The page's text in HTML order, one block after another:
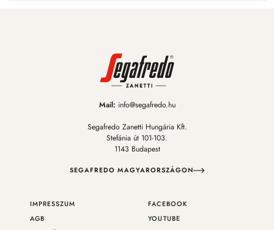
Mail: info@segafredo.hu
Segafredo Zanetti Hungária Kft.
Stefánia út 101-103.
1143 Budapest
SEGAFREDO MAGYARORSZÁGON
IMPRESSZUM
AGB
FACEBOOK
YOUTUBE